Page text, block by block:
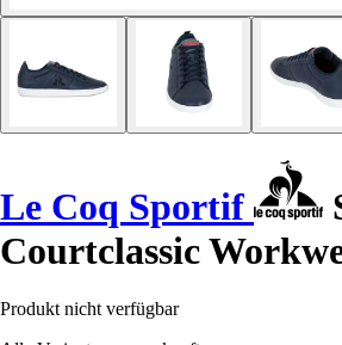
Le Coq Sportif
Courtclassic
Produkt nicht verfügbar